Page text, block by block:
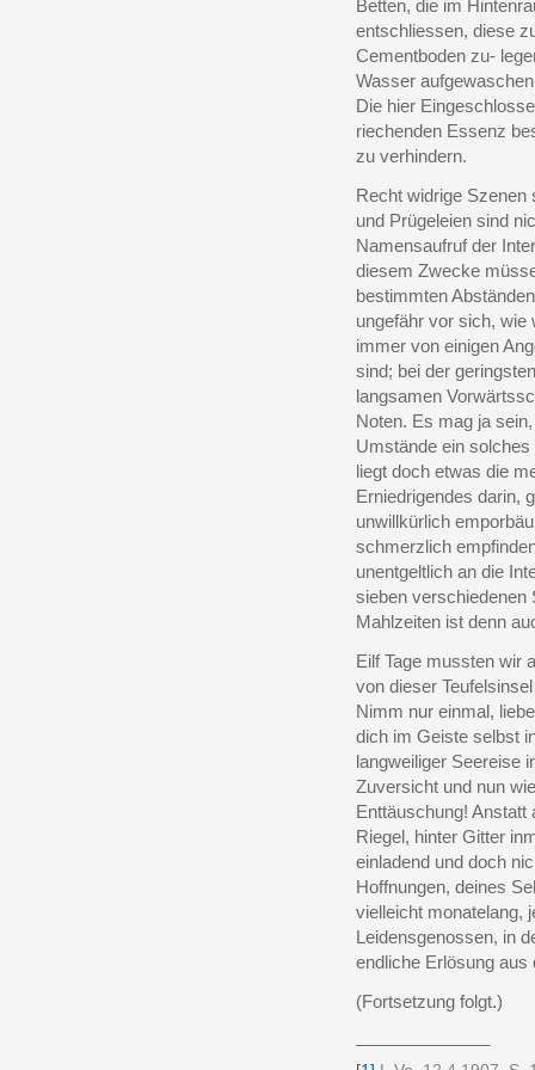
Betten, die im
entschliessen, diese
Cementboden zu-
Wasser
Die hier
riechenden Essenz
zu verhindern.
Recht widrige Szenen
und Prügeleien sind
Namensaufruf der
diesem Zwecke
bestimmten
ungefähr vor sich, wie
immer von einigen
sind; bei der
langsamen
Noten. Es mag ja
Umstände ein
liegt doch etwas die
Erniedrigendes darin,
unwillkürlich
schmerzlich
unentgeltlich an die
sieben verschiedenen
Mahlzeiten ist denn
Eilf Tage mussten wir
von dieser
Nimm nur einmal,
dich im Geiste selbst
langweiliger Seereise
Zuversicht und nun
Enttäuschung!
Riegel, hinter Gitter
einladend und doch
Hoffnungen, deines
vielleicht monatelang,
Leidensgenossen, in
endliche Erlösung
(Fortsetzung folgt.)